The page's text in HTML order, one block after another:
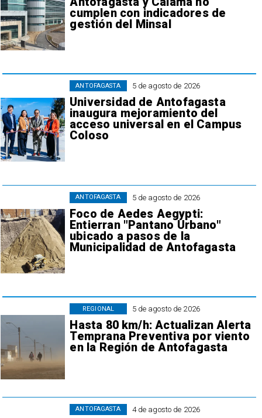
cumplen con indicadores de
gestión del Minsal
5 de agosto de 2026
Universidad de Antofagasta
inaugura mejoramiento del
acceso universal en el Campus
Coloso
ANTOFAGASTA
5 de agosto de 2026
Foco de Aedes Aegypti:
Entierran "Pantano Urbano"
ubicado a pasos de la
Municipalidad de Antofagasta
ANTOFAGASTA
5 de agosto de 2026
Hasta 80 km/h: Actualizan Alerta
Temprana Preventiva por viento
en la Región de Antofagasta
REGIONAL
4 de agosto de 2026
ANTOFAGASTA